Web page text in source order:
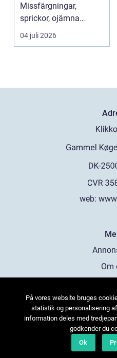
Missfärgningar,
sprickor, ojämna
kanter eller en sned
tandr...
04 juli 2026
web:
Om
På vores website bruges
statistik og personalisering
information deles med
godkender du
Ok